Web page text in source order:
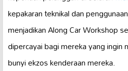
kepakaran teknikal dan penggunaan
menjadikan Along Car Workshop
dipercayai bagi mereka yang ingin
bunyi ekzos kenderaan mereka.